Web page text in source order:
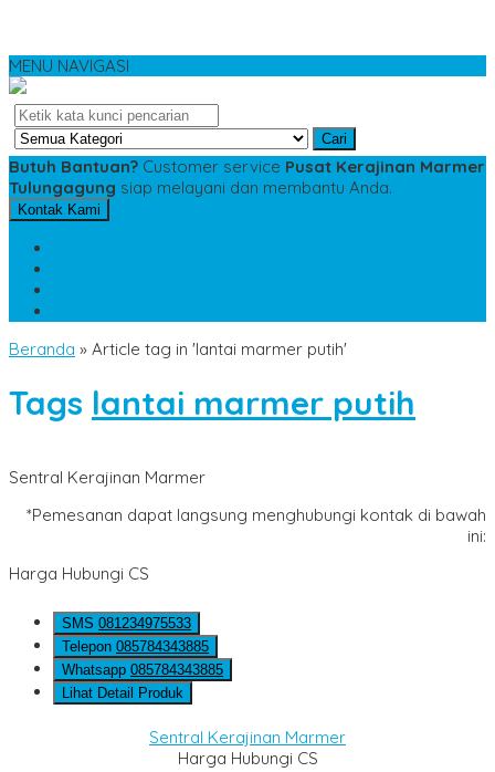
MENU NAVIGASI
Cari
Butuh Bantuan? Customer service Pusat Kerajinan Marmer
Tulungagung siap melayani dan membantu Anda.
Kontak Kami
Beranda » Article tag in 'lantai marmer putih'
Tags lantai marmer putih
Sentral Kerajinan Marmer
*Pemesanan dapat langsung menghubungi kontak di bawah
ini:
Harga Hubungi CS
SMS 081234975533
Telepon 085784343885
Whatsapp 085784343885
Lihat Detail Produk
Sentral Kerajinan Marmer
Harga Hubungi CS